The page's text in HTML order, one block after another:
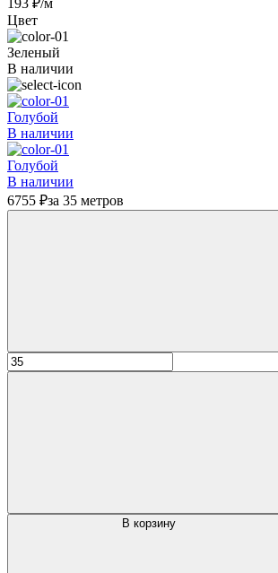
Цвет
Зеленый
В наличии
Голубой
В наличии
Голубой
В наличии
6755 ₽за 35 метров
В корзину